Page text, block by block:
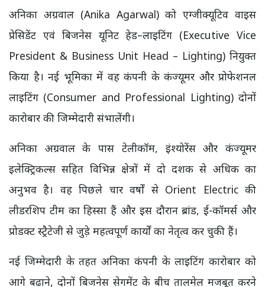
अनिका अग्रवाल (Anika Agarwal) को एग्जीक्यूटिव वाइस
प्रेसिडेंट एवं बिजनेस यूनिट हेड–लाइटिंग (Executive Vice
President & Business Unit Head – Lighting) नियुक्त
किया है। नई भूमिका में वह कंपनी के कंज्यूमर और प्रोफेशनल
लाइटिंग (Consumer and Professional Lighting) दोनों
कारोबार की जिम्मेदारी संभालेंगी।
अनिका अग्रवाल के पास टेलीकॉम, इंश्योरेंस और कंज्यूमर
इलेक्ट्रिकल्स सहित विभिन्न क्षेत्रों में दो दशक से अधिक का
अनुभव है। वह पिछले चार वर्षों से Orient Electric की
लीडरशिप टीम का हिस्सा हैं और इस दौरान ब्रांड, ई-कॉमर्स और
प्रोडक्ट स्ट्रैटेजी से जुड़े महत्वपूर्ण कार्यों का नेतृत्व कर चुकी हैं।
नई जिम्मेदारी के तहत अनिका कंपनी के लाइटिंग कारोबार को
आगे बढ़ाने, दोनों बिजनेस सेगमेंट के बीच तालमेल मजबूत करने